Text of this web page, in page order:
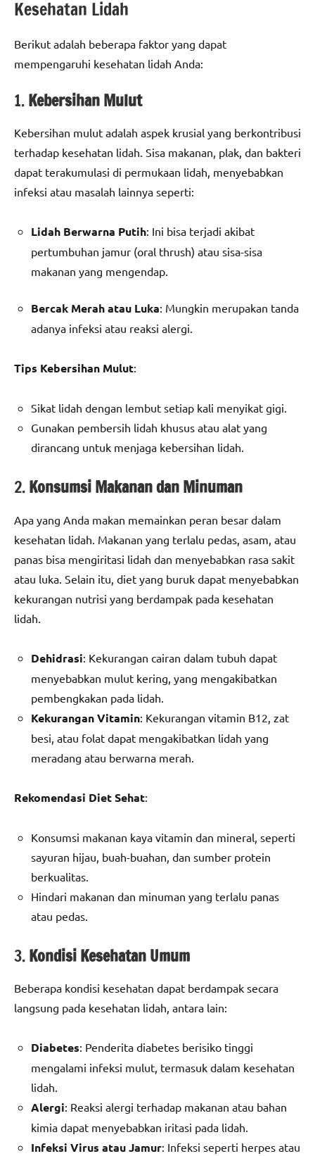
Kesehatan Lidah
Berikut adalah beberapa faktor yang dapat
mempengaruhi kesehatan lidah Anda:
1.Kebersihan Mulut
Kebersihan mulut adalah aspek krusial yang berkontribusi
terhadap kesehatan lidah. Sisa makanan, plak, dan bakteri
dapat terakumulasi di permukaan lidah, menyebabkan
infeksi atau masalah lainnya seperti:
Lidah Berwarna Putih: Ini bisa terjadi akibat
pertumbuhan jamur (oral thrush) atau sisa-sisa
makanan yang mengendap.
Bercak Merah atau Luka: Mungkin merupakan tanda
adanya infeksi atau reaksi alergi.
Tips Kebersihan Mulut:
Sikat lidah dengan lembut setiap kali menyikat gigi.
Gunakan pembersih lidah khusus atau alat yang
dirancang untuk menjaga kebersihan lidah.
2.Konsumsi Makanan dan Minuman
Apa yang Anda makan memainkan peran besar dalam
kesehatan lidah. Makanan yang terlalu pedas, asam, atau
panas bisa mengiritasi lidah dan menyebabkan rasa sakit
atau luka. Selain itu, diet yang buruk dapat menyebabkan
kekurangan nutrisi yang berdampak pada kesehatan
lidah.
Dehidrasi: Kekurangan cairan dalam tubuh dapat
menyebabkan mulut kering, yang mengakibatkan
pembengkakan pada lidah.
Kekurangan Vitamin: Kekurangan vitamin B12, zat
besi, atau folat dapat mengakibatkan lidah yang
meradang atau berwarna merah.
Rekomendasi Diet Sehat:
Konsumsi makanan kaya vitamin dan mineral, seperti
sayuran hijau, buah-buahan, dan sumber protein
berkualitas.
Hindari makanan dan minuman yang terlalu panas
atau pedas.
3.Kondisi Kesehatan Umum
Beberapa kondisi kesehatan dapat berdampak secara
langsung pada kesehatan lidah, antara lain:
Diabetes: Penderita diabetes berisiko tinggi
mengalami infeksi mulut, termasuk dalam kesehatan
lidah.
Alergi: Reaksi alergi terhadap makanan atau bahan
kimia dapat menyebabkan iritasi pada lidah.
Infeksi Virus atau Jamur: Infeksi seperti herpes atau